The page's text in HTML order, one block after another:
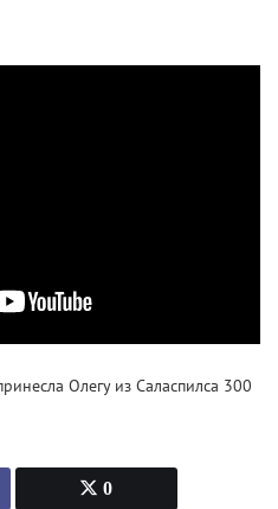
0
Олегу из Саласпилса 300